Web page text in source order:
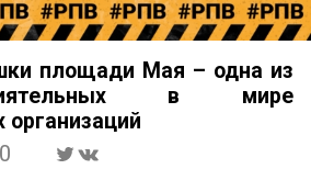
площади Мая – одна из
в мире
0